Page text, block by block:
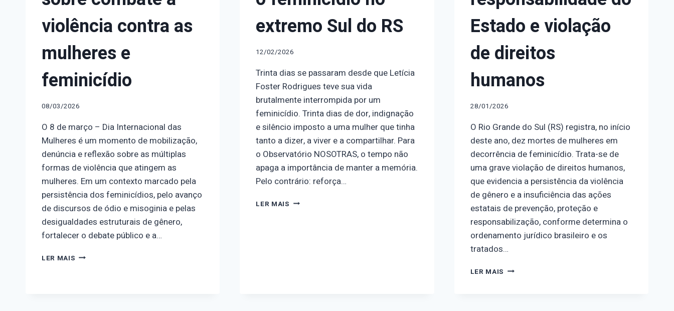
violência contra as
mulheres e
feminicídio
08/03/2026
O 8 de março – Dia Internacional das
Mulheres é um momento de mobilização,
denúncia e reflexão sobre as múltiplas
formas de violência que atingem as
mulheres. Em um contexto marcado pela
persistência dos feminicídios, pelo avanço
de discursos de ódio e misoginia e pelas
desigualdades estruturais de gênero,
fortalecer o debate público e a…
LER MAIS OBSERVATÓRIO
extremo Sul do RS
12/02/2026
Trinta dias se passaram desde que Letícia
Foster Rodrigues teve sua vida
brutalmente interrompida por um
feminicídio. Trinta dias de dor, indignação
e silêncio imposto a uma mulher que tinha
tanto a dizer, a viver e a compartilhar. Para
o Observatório NOSOTRAS, o tempo não
apaga a importância de manter a memória.
Pelo contrário: reforça…
LER MAIS 30
Estado e violação
de direitos
humanos
28/01/2026
O Rio Grande do Sul (RS) registra, no início
deste ano, dez mortes de mulheres em
decorrência de feminicídio. Trata-se de
uma grave violação de direitos humanos,
que evidencia a persistência da violência
de gênero e a insuficiência das ações
estatais de prevenção, proteção e
responsabilização, conforme determina o
ordenamento jurídico brasileiro e os
tratados…
LER MAIS FEMINICÍDIOS